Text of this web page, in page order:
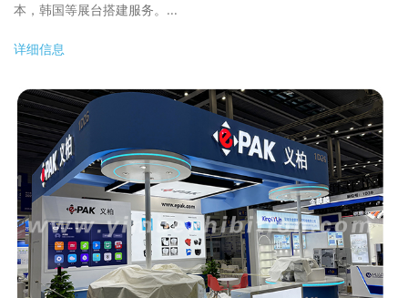
本，韩国等展台搭建服务。...
详细信息